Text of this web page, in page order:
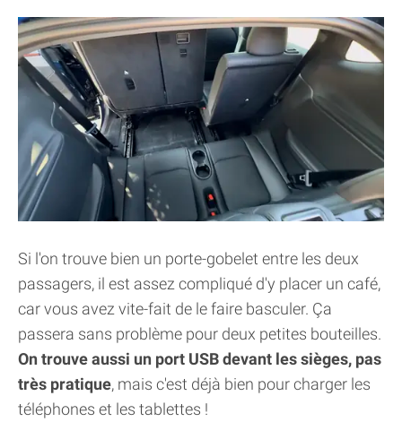
Si l'on trouve bien un porte-gobelet entre les deux
passagers, il est assez compliqué d'y placer un café,
car vous avez vite-fait de le faire basculer. Ça
passera sans problème pour deux petites bouteilles.
On trouve aussi un port USB devant les sièges, pas
très pratique, mais c'est déjà bien pour charger les
téléphones et les tablettes !